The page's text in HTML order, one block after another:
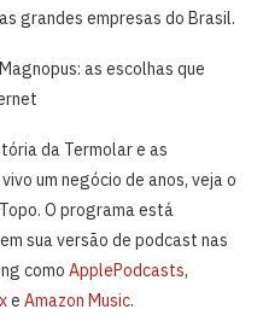
grandes empresas do Brasil.
as escolhas que
da Termolar e as
um negócio de anos, veja o
O programa está
sua versão de podcast nas
como ApplePodcasts,
e Amazon Music.